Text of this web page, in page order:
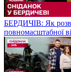
БЕРДИЧІВ: Як
повномасштабної